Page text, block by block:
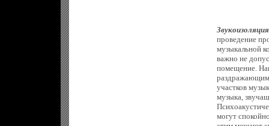
проведение
музыкальной
важно не
помещение.
участков
музыка,
могут